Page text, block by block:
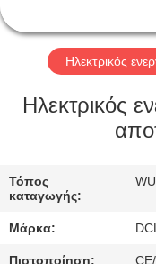
ΠΕΡΊΠΟΥ
ΕΜΕΊΣ
ΓΎΡΟΣ
ΠΟΙΟΤΙΚΌΣ
ΈΛΕΓΧΟΣ
Ηλεκτρικός
Ηλεκτρικός
Τόπος
καταγωγής:
Μάρκα:
Πιστοποίηση: